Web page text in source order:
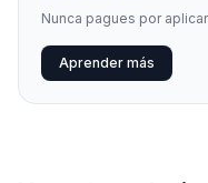
Nunca pagues por
Aprender más